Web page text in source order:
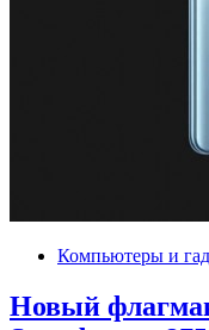
Компьютеры и
Новый